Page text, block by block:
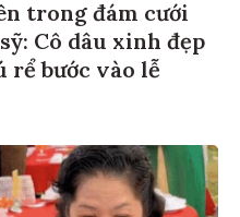
trong đám cưới
Cô dâu xinh đẹp
rể bước vào lễ